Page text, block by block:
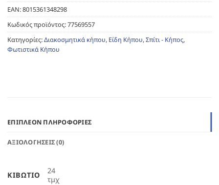
EAN:8015361348298
Κωδικός προϊόντος:77569557
Κατηγορίες:Διακοσμητικά κήπου, Είδη Κήπου,Σπίτι - Κήπος,
Φωτιστικά Κήπου
ΕΠΙΠΛΈΟΝ ΠΛΗΡΟΦΟΡΊΕΣ
ΑΞΙΟΛΟΓΉΣΕΙΣ (0)
ΚΙΒΏΤΙΟ
24
τμχ